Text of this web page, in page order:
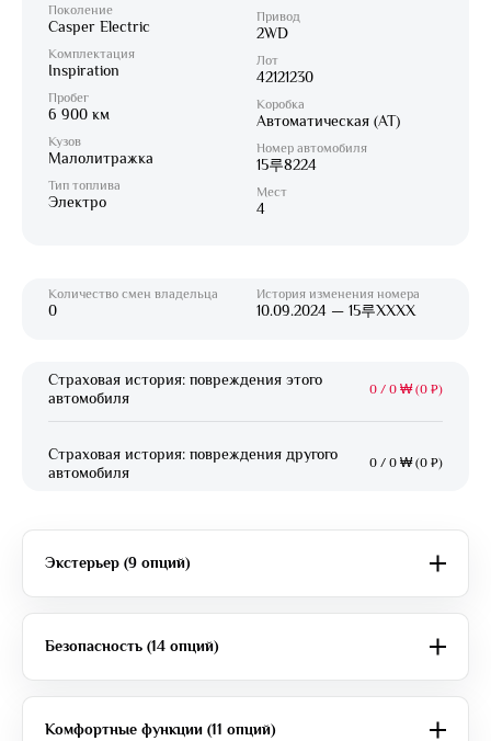
Поколение
Casper Electric
Комплектация
Inspiration
Пробег
6 900 км
Кузов
Малолитражка
Тип топлива
Электро
Привод
2WD
Лот
42121230
Коробка
Автоматическая (AT)
Номер автомобиля
15루8224
Мест
4
Количество смен владельца
0
История изменения номера
10.09.2024 — 15루XXXX
Страховая история: повреждения этого
автомобиля
0 / 0 ₩ (0 ₽)
Страховая история: повреждения другого
автомобиля
0 / 0 ₩ (0 ₽)
Экстерьер (9 опций)
Безопасность (14 опций)
Комфортные функции (11 опций)